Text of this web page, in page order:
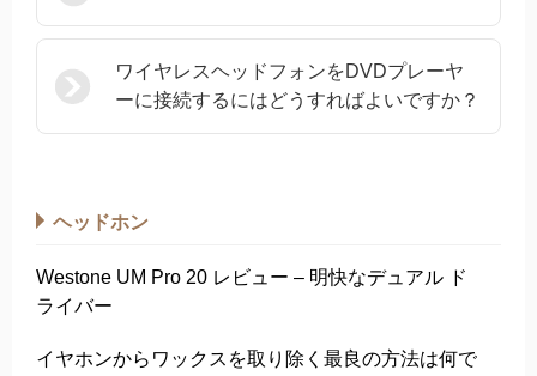
ワイヤレスヘッドフォンをDVDプレーヤ
ーに接続するにはどうすればよいですか？
ヘッドホン
Westone UM Pro 20 レビュー – 明快なデュアル ド
ライバー
イヤホンからワックスを取り除く最良の方法は何で